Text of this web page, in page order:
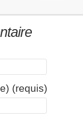
(requis)